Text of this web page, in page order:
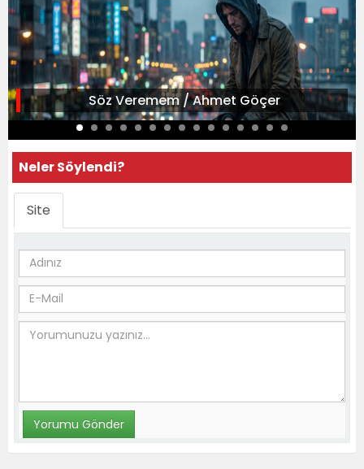
Söz Veremem / Ahmet Göçer
Neler Söylendi?
Site